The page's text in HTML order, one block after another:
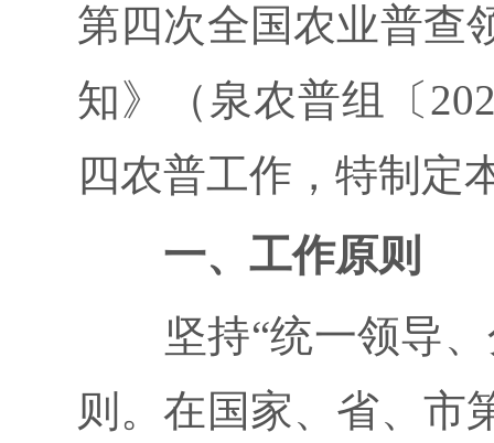
第四次全国农业普查
知》（泉农普组〔
四农普工作，特制定
一、工作原则
坚持“统一领导、
则。在国家、省、市